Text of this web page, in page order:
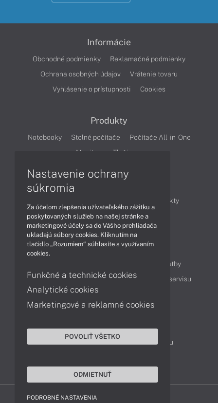
Informácie
Obchodné podmienky
Reklamačné podmienky
Ochrana osobných údajov
Vrátenie tovaru
Vyhlásenie o prístupnosti
Cookies
Produkty
Notebooky Stolné počítače
Počítače All-in-One
Monitory
Tlačiarne
Produkty
Technológie
Videá
Obsah
Možnosti doručenia a platby
Podpora a servis
Servisné služby Cenník servisu
Kontakty
043 4224 771
Obchodné oddelenie
Reklamácia tovaru
Nastavenie ochrany
súkromia
Za účelom zlepšenia užívateľského zážitku a
poskytovaných služieb na našej stránke a
marketingové účely sa do Vášho prehliadača
ukladajú súbory cookies. Kliknutím na
tlačidlo „Rozumiem“ súhlasíte s využívaním
cookies.
Funkčné a technické cookies
Analytické cookies
Marketingové a reklamné cookies
POVOLIŤ VŠETKO
ODMIETNUŤ
PODROBNÉ NASTAVENIA